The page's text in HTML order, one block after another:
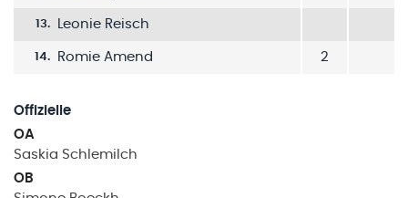
13. Leonie Reisch
14. Romie Amend 2
Offizielle
OA
Saskia Schlemilch
OB